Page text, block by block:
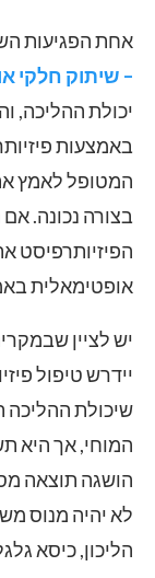
אחת הפגיעות
– שיתוק חלקי
יכולת ההליכה,
באמצעות
המטופל לאמץ
בצורה נכונה.
הפיזיותרפיסט
אופטימאלית
יש לציין
יידרש טיפול
שיכולת ההליכה
המוחי, אך היא
הושגה תוצאה
לא יהיה מנוס
הליכון, כיסא